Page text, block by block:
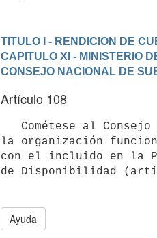
TITULO I - RENDICION DE
CAPITULO XI - MINISTERIO
CONSEJO NACIONAL DE
Artículo 108
la organización
con el incluido en la
de Disponibilidad
Ayuda